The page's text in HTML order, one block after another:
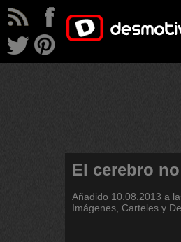
El cerebro
Añadido 10.08.2013 a
Imágenes, Carteles y